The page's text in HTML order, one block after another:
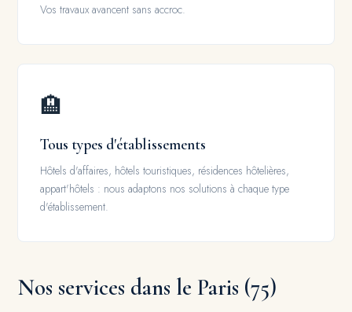
Vos travaux avancent sans accroc.
🏨
Tous types d'établissements
Hôtels d'affaires, hôtels touristiques, résidences hôtelières,
appart'hôtels : nous adaptons nos solutions à chaque type
d'établissement.
Nos services dans le Paris (75)